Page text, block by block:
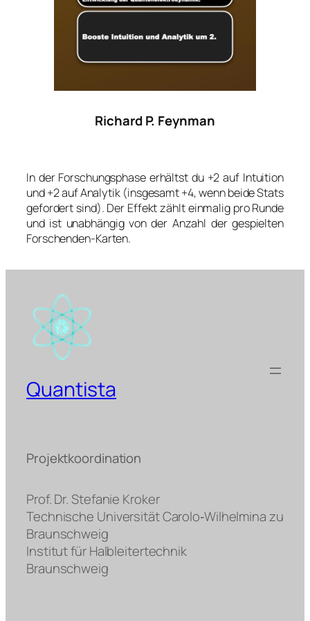
Richard P. Feynman
In der Forschungsphase erhältst du +2 auf Intuition
und +2 auf Analytik (insgesamt +4, wenn beide Stats
gefordert sind). Der Effekt zählt einmalig pro Runde
und ist unabhängig von der Anzahl der gespielten
Forschenden-Karten.
Quantista
Projektkoordination
Prof. Dr. Stefanie Kroker
Technische Universität Carolo‐Wilhelmina zu
Braunschweig
Institut für Halbleitertechnik
Braunschweig